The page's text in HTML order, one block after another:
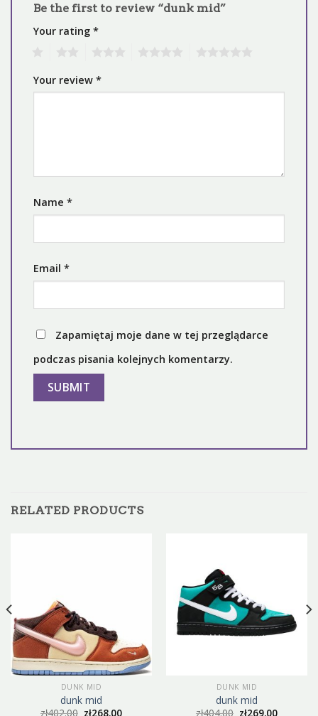
Be the first to review “dunk mid”
Your rating *
Your review *
Name *
Email *
Zapamiętaj moje dane w tej przeglądarce
podczas pisania kolejnych komentarzy.
RELATED PRODUCTS
DUNK MID
dunk mid
zł402.00 zł268.00
DUNK MID
dunk mid
zł404.00 zł269.00